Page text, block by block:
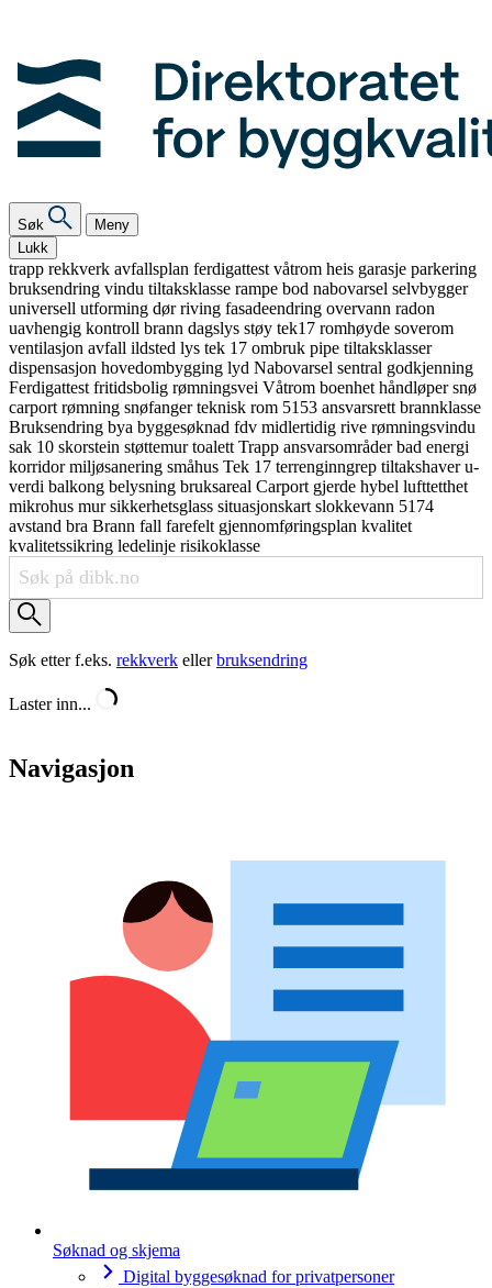
Søk
Meny
Lukk
trapp rekkverk avfallsplan ferdigattest våtrom heis garasje parkering
bruksendring vindu tiltaksklasse rampe bod nabovarsel selvbygger
universell utforming dørriving fasadeendring overvann radon
uavhengig kontroll brann dagslys støy tek17 romhøyde soverom
ventilasjon avfall ildsted lys tek 17 ombruk pipe tiltaksklasser
dispensasjon hovedombygging lyd Nabovarsel sentral godkjenning
Ferdigattest fritidsbolig rømningsvei Våtrom boenhet håndløpersnø
carport rømning snøfangerteknisk rom 5153 ansvarsrett brannklasse
Bruksendring bya byggesøknad fdv midlertidig rive rømningsvindu
sak 10 skorstein støttemurtoalett Trapp ansvarsområderbad energi
korridormiljøsanering småhus Tek 17 terrenginngrep tiltakshaveru-
verdi balkong belysning bruksareal Carport gjerde hybel lufttetthet
mikrohus mursikkerhetsglass situasjonskart slokkevann 5174
avstand bra Brann fall farefelt gjennomføringsplan kvalitet
kvalitetssikring ledelinje risikoklasse
Søk etter f.eks. rekkverk ellerbruksendring
Laster inn...
Navigasjon
Søknad og skjema
Digital byggesøknad for privatpersoner